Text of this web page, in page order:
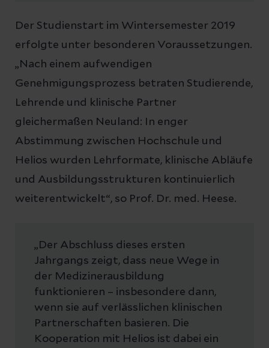
Der Studienstart im Wintersemester 2019
erfolgte unter besonderen Voraussetzungen.
„Nach einem aufwendigen
Genehmigungsprozess betraten Studierende,
Lehrende und klinische Partner
gleichermaßen Neuland: In enger
Abstimmung zwischen Hochschule und
Helios wurden Lehrformate, klinische Abläufe
und Ausbildungsstrukturen kontinuierlich
weiterentwickelt“, so Prof. Dr. med. Heese.
„Der Abschluss dieses ersten
Jahrgangs zeigt, dass neue Wege in
der Medizinerausbildung
funktionieren – insbesondere dann,
wenn sie auf verlässlichen klinischen
Partnerschaften basieren. Die
Kooperation mit Helios ist dabei ein